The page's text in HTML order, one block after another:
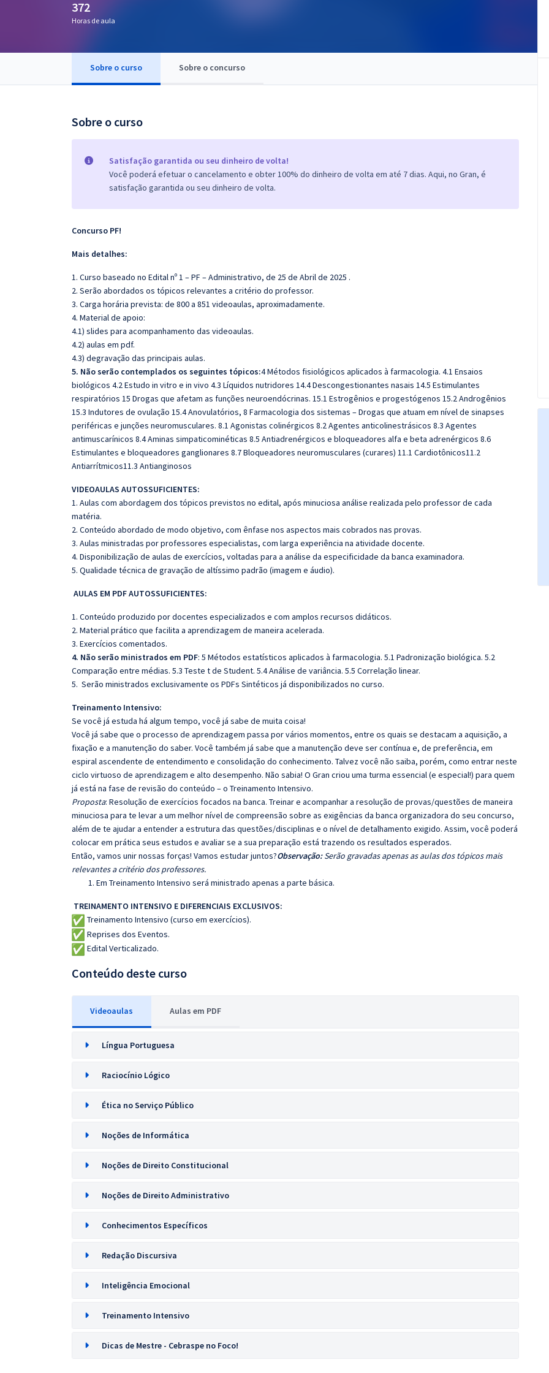
Questões grátis
372
Horas de aula
Sobre o curso Sobre o concurso
Sobre o curso
Satisfação garantida ou seu dinheiro de volta!
Você poderá efetuar o cancelamento e obter 100% do dinheiro de volta em até 7 dias. Aqui, no Gran, é
satisfação garantida ou seu dinheiro de volta.
Concurso PF!
Mais detalhes:
1. Curso baseado no Edital nº 1 – PF – Administrativo, de 25 de Abril de 2025 .
2. Serão abordados os tópicos relevantes a critério do professor.
3. Carga horária prevista: de 800 a 851 videoaulas, aproximadamente.
4. Material de apoio:
4.1) slides para acompanhamento das videoaulas.
4.2) aulas em pdf.
4.3) degravação das principais aulas.
5. Não serão contemplados os seguintes tópicos:4 Métodos fisiológicos aplicados à farmacologia. 4.1 Ensaios
biológicos 4.2 Estudo in vitro e in vivo 4.3 Líquidos nutridores 14.4 Descongestionantes nasais 14.5 Estimulantes
respiratórios 15 Drogas que afetam as funções neuroendócrinas. 15.1 Estrogênios e progestógenos 15.2 Androgênios
15.3 Indutores de ovulação 15.4 Anovulatórios, 8 Farmacologia dos sistemas – Drogas que atuam em nível de sinapses
periféricas e junções neuromusculares. 8.1 Agonistas colinérgicos 8.2 Agentes anticolinestrásicos 8.3 Agentes
antimuscarínicos 8.4 Aminas simpaticominéticas 8.5 Antiadrenérgicos e bloqueadores alfa e beta adrenérgicos 8.6
Estimulantes e bloqueadores ganglionares 8.7 Bloqueadores neuromusculares (curares) 11.1 Cardiotônicos11.2
Antiarrítmicos11.3 Antianginosos
VIDEOAULAS AUTOSSUFICIENTES:
1. Aulas com abordagem dos tópicos previstos no edital, após minuciosa análise realizada pelo professor de cada
matéria.
2. Conteúdo abordado de modo objetivo, com ênfase nos aspectos mais cobrados nas provas.
3. Aulas ministradas por professores especialistas, com larga experiência na atividade docente.
4. Disponibilização de aulas de exercícios, voltadas para a análise da especificidade da banca examinadora.
5. Qualidade técnica de gravação de altíssimo padrão (imagem e áudio).
AULAS EM PDF AUTOSSUFICIENTES:
1. Conteúdo produzido por docentes especializados e com amplos recursos didáticos.
2. Material prático que facilita a aprendizagem de maneira acelerada.
3. Exercícios comentados.
4. Não serão ministrados em PDF: 5 Métodos estatísticos aplicados à farmacologia. 5.1 Padronização biológica. 5.2
Comparação entre médias. 5.3 Teste t de Student. 5.4 Análise de variância. 5.5 Correlação linear.
5. Serão ministrados exclusivamente os PDFs Sintéticos já disponibilizados no curso.
Treinamento Intensivo:
Se você já estuda há algum tempo, você já sabe de muita coisa!
Você já sabe que o processo de aprendizagem passa por vários momentos, entre os quais se destacam a aquisição, a
fixação e a manutenção do saber. Você também já sabe que a manutenção deve ser contínua e, de preferência, em
espiral ascendente de entendimento e consolidação do conhecimento. Talvez você não saiba, porém, como entrar neste
ciclo virtuoso de aprendizagem e alto desempenho. Não sabia! O Gran criou uma turma essencial (e especial!) para quem
já está na fase de revisão do conteúdo – o Treinamento Intensivo.
Proposta: Resolução de exercícios focados na banca. Treinar e acompanhar a resolução de provas/questões de maneira
minuciosa para te levar a um melhor nível de compreensão sobre as exigências da banca organizadora do seu concurso,
além de te ajudar a entender a estrutura das questões/disciplinas e o nível de detalhamento exigido. Assim, você poderá
colocar em prática seus estudos e avaliar se a sua preparação está trazendo os resultados esperados.
Então, vamos unir nossas forças! Vamos estudar juntos?Observação:Serão gravadas apenas as aulas dos tópicos mais
relevantes a critério dos professores.
Em Treinamento Intensivo será ministrado apenas a parte básica.
TREINAMENTO INTENSIVO E DIFERENCIAIS EXCLUSIVOS:
Treinamento Intensivo (curso em exercícios).
Reprises dos Eventos.
Edital Verticalizado.
Conteúdo deste curso
Videoaulas Aulas em PDF
Língua Portuguesa
Raciocínio Lógico
Ética no Serviço Público
Noções de Informática
Noções de Direito Constitucional
Noções de Direito Administrativo
Conhecimentos Específicos
Redação Discursiva
Inteligência Emocional
Treinamento Intensivo
Dicas de Mestre - Cebraspe no Foco!